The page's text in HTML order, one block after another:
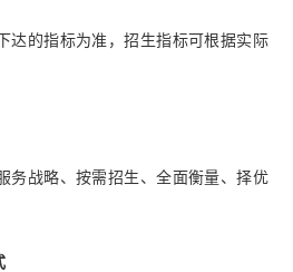
达的指标为准，招生指标可根据实际
务战略、按需招生、全面衡量、择优